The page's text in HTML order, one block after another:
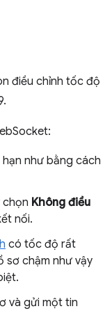
điều chỉnh tốc độ
như bằng cách
chọn Không điều
nối.
có tốc độ rất
sơ chậm như vậy
và gửi một tin